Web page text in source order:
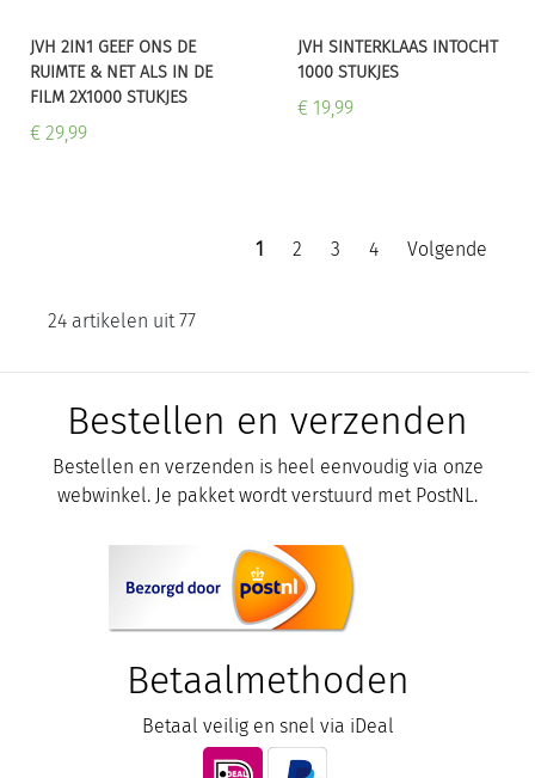
JVH 2IN1 GEEF ONS DE
RUIMTE & NET ALS IN DE
FILM 2X1000 STUKJES
€ 29,99
JVH SINTERKLAAS INTOCHT
1000 STUKJES
€ 19,99
1 2 3 4 Volgende
24 artikelen uit 77
Bestellen en verzenden
Bestellen en verzenden is heel eenvoudig via onze
webwinkel. Je pakket wordt verstuurd met PostNL.
Betaalmethoden
Betaal veilig en snel via iDeal